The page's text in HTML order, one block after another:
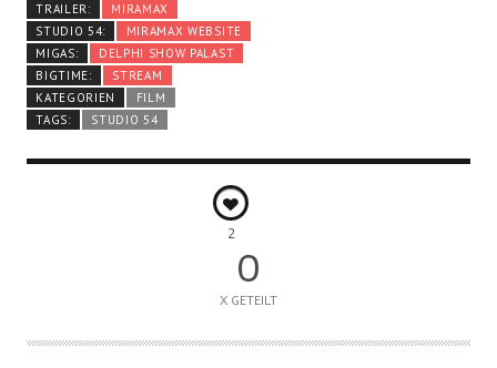
TRAILER:
MIRAMAX
STUDIO 54:
MIRAMAX WEBSITE
MIGAS:
DELPHI SHOW PALAST
BIGTIME:
STREAM
KATEGORIEN
FILM
TAGS:
STUDIO 54
2
0
X GETEILT